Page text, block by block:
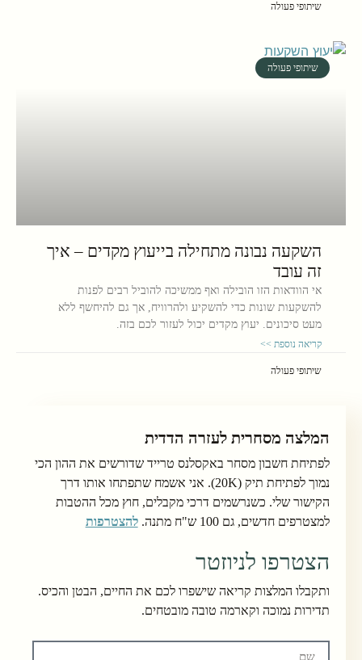
שיתופי פעולה
שיתופי פעולה
השקעה נבונה מתחילה בייעוץ מקדים – איך
זה עובד
אי הוודאות הזו הובילה ואף ממשיכה להוביל רבים לפנות
להשקעות שונות כדי להשקיע ולהרוויח, אך גם להיחשף ללא
מעט סיכונים. יעוץ מקדים יכול לעזור לכם בזה.
קריאה נוספת >>
שיתופי פעולה
המלצה מסחרית לעזרה הדדית
לפתיחת חשבון מסחר באקסלנס טרייד שדורשים את ההון הכי
נמוך לפתיחת תיק (20K). אני אשמח שתפתחו אותו דרך
הקישור שלי. כשנרשמים דרכי מקבלים, חוץ מכל ההטבות
למצטרפים חדשים, גם 100 ש"ח מתנה.
להצטרפות
הצטרפו לניוזטר
ותקבלו המלצות קריאה שישפרו לכם את החיים, הבטן והכיס.
תדירות נמוכה וקארמה טובה מובטחים.